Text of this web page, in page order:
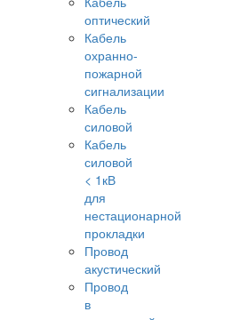
оптический
Кабель
охранно-
пожарной
сигнализации
Кабель
силовой
Кабель
силовой
< 1кВ
для
нестационарной
прокладки
Провод
акустический
Провод
в